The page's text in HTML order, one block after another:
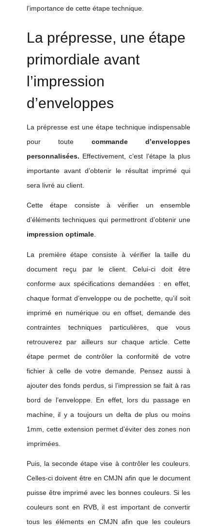
l’importance de cette étape technique.
La prépresse, une étape
primordiale avant
l’impression
d’enveloppes
La prépresse est une étape technique indispensable
pour toute commande d’enveloppes
personnalisées. Effectivement, c’est l’étape la plus
importante avant d’obtenir le résultat imprimé qui
sera livré au client.
Cette étape consiste à vérifier un ensemble
d’éléments techniques qui permettront d’obtenir une
impression optimale.
La première étape consiste à vérifier la taille du
document reçu par le client.Celui-ci doit être
conforme aux spécifications demandées : en effet,
chaque format d’enveloppe ou de pochette, qu’il soit
imprimé en numérique ou en offset, demande des
contraintes techniques particulières, que vous
retrouverez par ailleurs sur chaque article.Cette
étape permet de contrôler la conformité de votre
fichier à celle de votre demande
Pensez aussi à
ajouter des fonds perdus, si l’impression se fait à ras
bord de l’enveloppe.
En effet, lors du passage en
machine, il y a toujours un delta de plus ou moins
1mm, cette extension permet d’éviter des zones non
imprimées.
Puis, la seconde étape vise à contrôler les couleurs.
Celles-ci doivent être en CMJN afin que le document
puisse être imprimé avec les bonnes couleurs. Si les
couleurs sont en RVB, il est important de convertir
tous les éléments en CMJN afin que les couleurs